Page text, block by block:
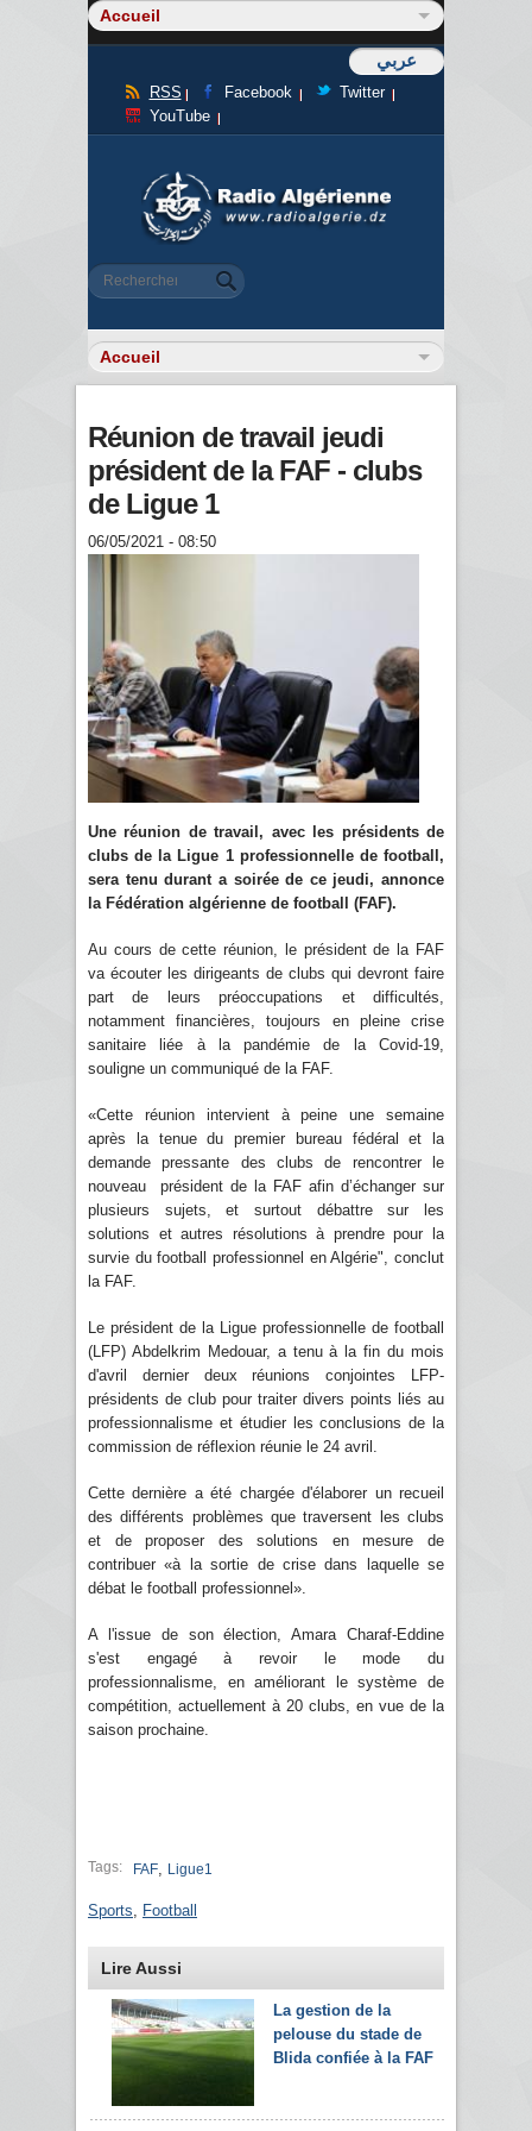
عربي
RSS Facebook
Twitter
YouTube
Formulaire de recherche
Rechercher
Réunion de travail jeudi
président de la FAF - clubs
de Ligue 1
06/05/2021 - 08:50
Une réunion de travail, avec les présidents de
clubs de la Ligue 1 professionnelle de football,
sera tenu durant a soirée de ce jeudi, annonce
la Fédération algérienne de football (FAF).
Au cours de cette réunion, le président de la FAF
va écouter les dirigeants de clubs qui devront faire
part de leurs préoccupations et difficultés,
notamment financières, toujours en pleine crise
sanitaire liée à la pandémie de la Covid-19,
souligne un communiqué de la FAF.
«Cette réunion intervient à peine une semaine
après la tenue du premier bureau fédéral et la
demande pressante des clubs de rencontrer le
nouveau président de la FAF afin d’échanger sur
plusieurs sujets, et surtout débattre sur les
solutions et autres résolutions à prendre pour la
survie du football professionnel en Algérie", conclut
la FAF.
Le président de la Ligue professionnelle de football
(LFP) Abdelkrim Medouar, a tenu à la fin du mois
d'avril dernier deux réunions conjointes LFP-
présidents de club pour traiter divers points liés au
professionnalisme et étudier les conclusions de la
commission de réflexion réunie le 24 avril.
Cette dernière a été chargée d'élaborer un recueil
des différents problèmes que traversent les clubs
et de proposer des solutions en mesure de
contribuer «à la sortie de crise dans laquelle se
débat le football professionnel».
A l'issue de son élection, Amara Charaf-Eddine
s'est engagé à revoir le mode du
professionnalisme, en améliorant le système de
compétition, actuellement à 20 clubs, en vue de la
saison prochaine.
Tags: FAF Ligue1
Sports Football
Lire Aussi
La gestion de la
pelouse du stade de
Blida confiée à la FAF